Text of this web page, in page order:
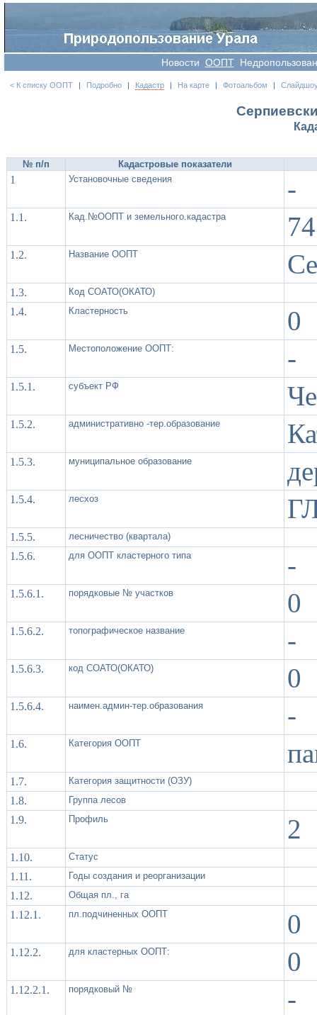
Новости OOПT
< К списку ООПТ | Подробно | Кадастр | На карте | Фотоальбом |
№ п/п Кадастровые показатели
1 Установочные сведения -
1.1. Кад.№ООПТ и земельного.кадастра
1.2. Название ООПТ
1.3. Код СОАТО(ОКАТО)
1.4. Кластерность 0
1.5. Местоположение ООПТ: -
1.5.1. субъект РФ
1.5.2. административно -тер.образование
1.5.3. муниципальное образование
1.5.4. лесхоз
1.5.5. лесничество (квартала)
1.5.6. для ООПТ кластерного типа -
1.5.6.1. порядковые № участков 0
1.5.6.2. топографическое название -
1.5.6.3. код СОАТО(ОКАТО) 0
1.5.6.4. наимен.админ-тер.образования -
1.6. Категория ООПТ
1.7. Категория защитности (ОЗУ)
1.8. Группа лесов
1.9. Профиль 2
1.10. Статус
1.11. Годы создания и реорганизации
1.12. Общая пл., га
1.12.1. пл.подчиненных ООПТ 0
1.12.2. для кластерных ООПТ: 0
1.12.2.1. порядковый № -